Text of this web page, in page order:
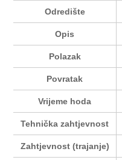
Odredište
Opis
Polazak
Povratak
Vrijeme hoda
Tehnička zahtjevnost
Zahtjevnost (trajanje)